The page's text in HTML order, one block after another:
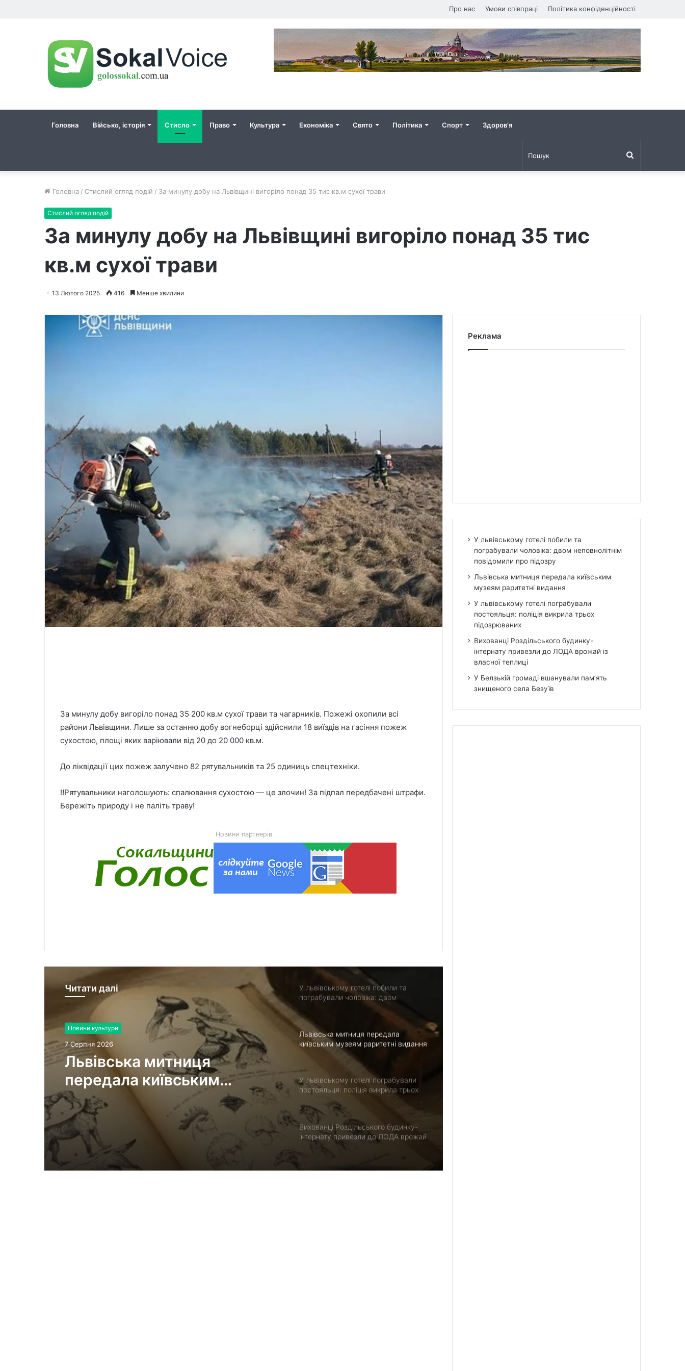
Про нас Умови співпраці Політика конфіденційності
Головна Військо, історія Стисло Право Культура Економіка Свято Політика Спорт Здоров’я
Головна / Стислий огляд подій / За минулу добу на Львівщині вигоріло понад 35 тис кв.м сухої трави
Стислий огляд подій
За минулу добу на Львівщині вигоріло понад 35 тис
кв.м сухої трави
13 Лютого 2025 416 Менше хвилини
За минулу добу вигоріло понад 35 200 кв.м сухої трави та чагарників. Пожежі охопили всі
райони Львівщини. Лише за останню добу вогнеборці здійснили 18 виїздів на гасіння пожеж
сухостою, площі яких варіювали від 20 до 20 000 кв.м.
До ліквідації цих пожеж залучено 82 рятувальників та 25 одиниць спецтехніки.
‼️Рятувальники наголошують: спалювання сухостою — це злочин! За підпал передбачені штрафи.
Бережіть природу і не паліть траву!
Новини партнерів
Читати далі
Новини культури
7 Серпня 2026
Львівська митниця
передала київським
музеям раритетні видання
київським музеям раритетні видання
Вихованці Роздільського будинку-
інтернату привезли до ЛОДА врожай
із власної теплиці
У Белзькій громаді вшанували
врятували житловий будинок від
У львівському готелі побили та
пограбували чоловіка: двом
неповнолітнім повідомили про
підозру
Львівська митниця передала
київським музеям раритетні видання
У львівському готелі пограбували
постояльця: поліція викрила трьох
підозрюваних
Вихованці Роздільського будинку-
інтернату привезли до ЛОДА врожай
із власної теплиці
У Белзькій громаді вшанували
Реклама
У львівському готелі побили та
пограбували чоловіка: двом неповнолітнім
повідомили про підозру
Львівська митниця передала київським
музеям раритетні видання
У львівському готелі пограбували
постояльця: поліція викрила трьох
підозрюваних
Вихованці Роздільського будинку-
інтернату привезли до ЛОДА врожай із
власної теплиці
У Белзькій громаді вшанували пам’ять
знищеного села Безуїв